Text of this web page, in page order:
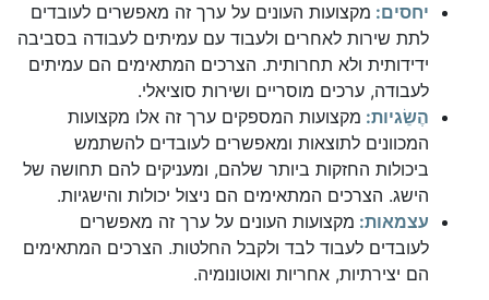
יחסים: מקצועות העונים על ערך זה מאפשרים לעובדים
לתת שירות לאחרים ולעבוד עם עמיתים לעבודה בסביבה
ידידותית ולא תחרותית. הצרכים המתאימים הם עמיתים
לעבודה, ערכים מוסריים ושירות סוציאלי.
הֶשֵׂגיות: מקצועות המספקים ערך זה אלו מקצועות
המכוונים לתוצאות ומאפשרים לעובדים להשתמש
ביכולות החזקות ביותר שלהם, ומעניקים להם תחושה של
הישג. הצרכים המתאימים הם ניצול יכולות והישגיות.
עצמאות: מקצועות העונים על ערך זה מאפשרים
לעובדים לעבוד לבד ולקבל החלטות. הצרכים המתאימים
הם יצירתיות, אחריות ואוטונומיה.